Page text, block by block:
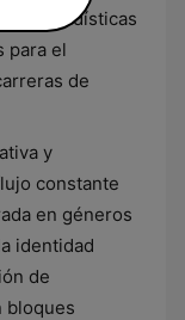
y estadísticas
para el
de
y
constante
en géneros
identidad
de
bloques